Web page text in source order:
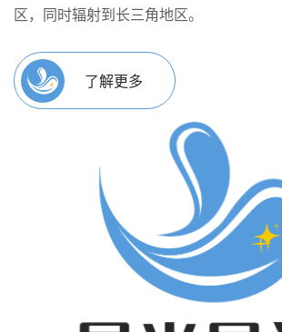
区，同时辐射到长三角地区。
了解更多